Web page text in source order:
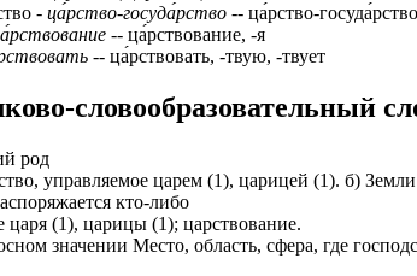
- ца́рство-госуда́рство -- ца́рство-
-- ца́рствование, -я
-- ца́рствовать, -твую, -твует
словообразовательный
род
управляемое царем (1), царицей (1). б)
кто-либо
царя (1), царицы (1); царствование.
значении Место, область, сфера, где